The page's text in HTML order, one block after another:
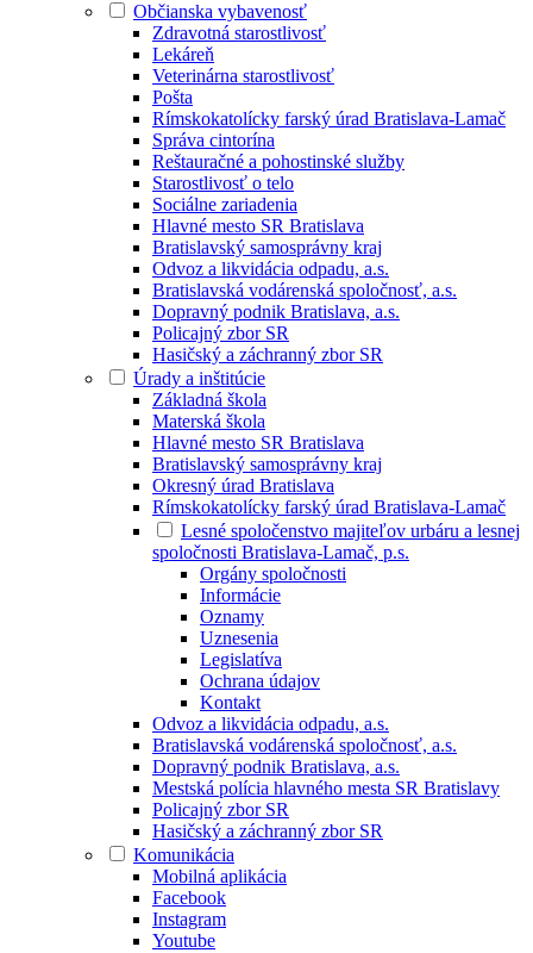
Občianska vybavenosť
Zdravotná starostlivosť
Lekáreň
Veterinárna starostlivosť
Pošta
Rímskokatolícky farský úrad Bratislava-Lamač
Správa cintorína
Reštauračné a pohostinské služby
Starostlivosť o telo
Sociálne zariadenia
Hlavné mesto SR Bratislava
Bratislavský samosprávny kraj
Odvoz a likvidácia odpadu, a.s.
Bratislavská vodárenská spoločnosť, a.s.
Dopravný podnik Bratislava, a.s.
Policajný zbor SR
Hasičský a záchranný zbor SR
Úrady a inštitúcie
Základná škola
Materská škola
Hlavné mesto SR Bratislava
Bratislavský samosprávny kraj
Okresný úrad Bratislava
Rímskokatolícky farský úrad Bratislava-Lamač
Lesné spoločenstvo majiteľov urbáru a lesnej
spoločnosti Bratislava-Lamač, p.s.
Orgány spoločnosti
Informácie
Oznamy
Uznesenia
Legislatíva
Ochrana údajov
Kontakt
Odvoz a likvidácia odpadu, a.s.
Bratislavská vodárenská spoločnosť, a.s.
Dopravný podnik Bratislava, a.s.
Mestská polícia hlavného mesta SR Bratislavy
Policajný zbor SR
Hasičský a záchranný zbor SR
Komunikácia
Mobilná aplikácia
Facebook
Instagram
Youtube